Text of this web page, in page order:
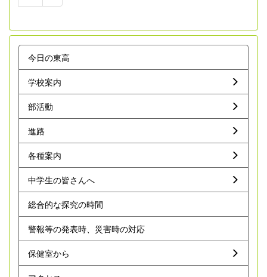
今日の東高
学校案内
部活動
進路
各種案内
中学生の皆さんへ
総合的な探究の時間
警報等の発表時、災害時の対応
保健室から